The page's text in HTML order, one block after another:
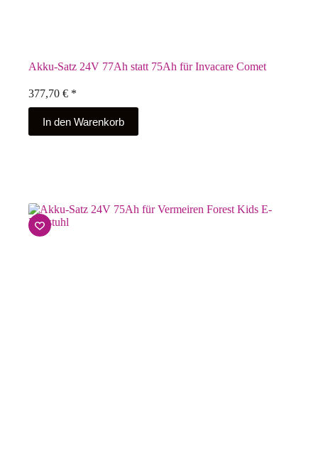
Akku-Satz 24V 77Ah statt 75Ah für Invacare Comet
377,70 € *
In den Warenkorb